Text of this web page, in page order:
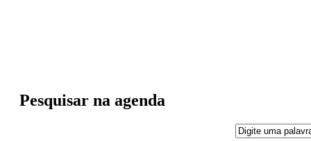
Pesquisar na agenda